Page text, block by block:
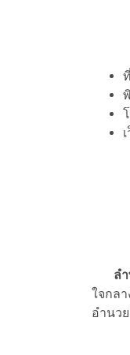
ล
ใจกล
อำนว